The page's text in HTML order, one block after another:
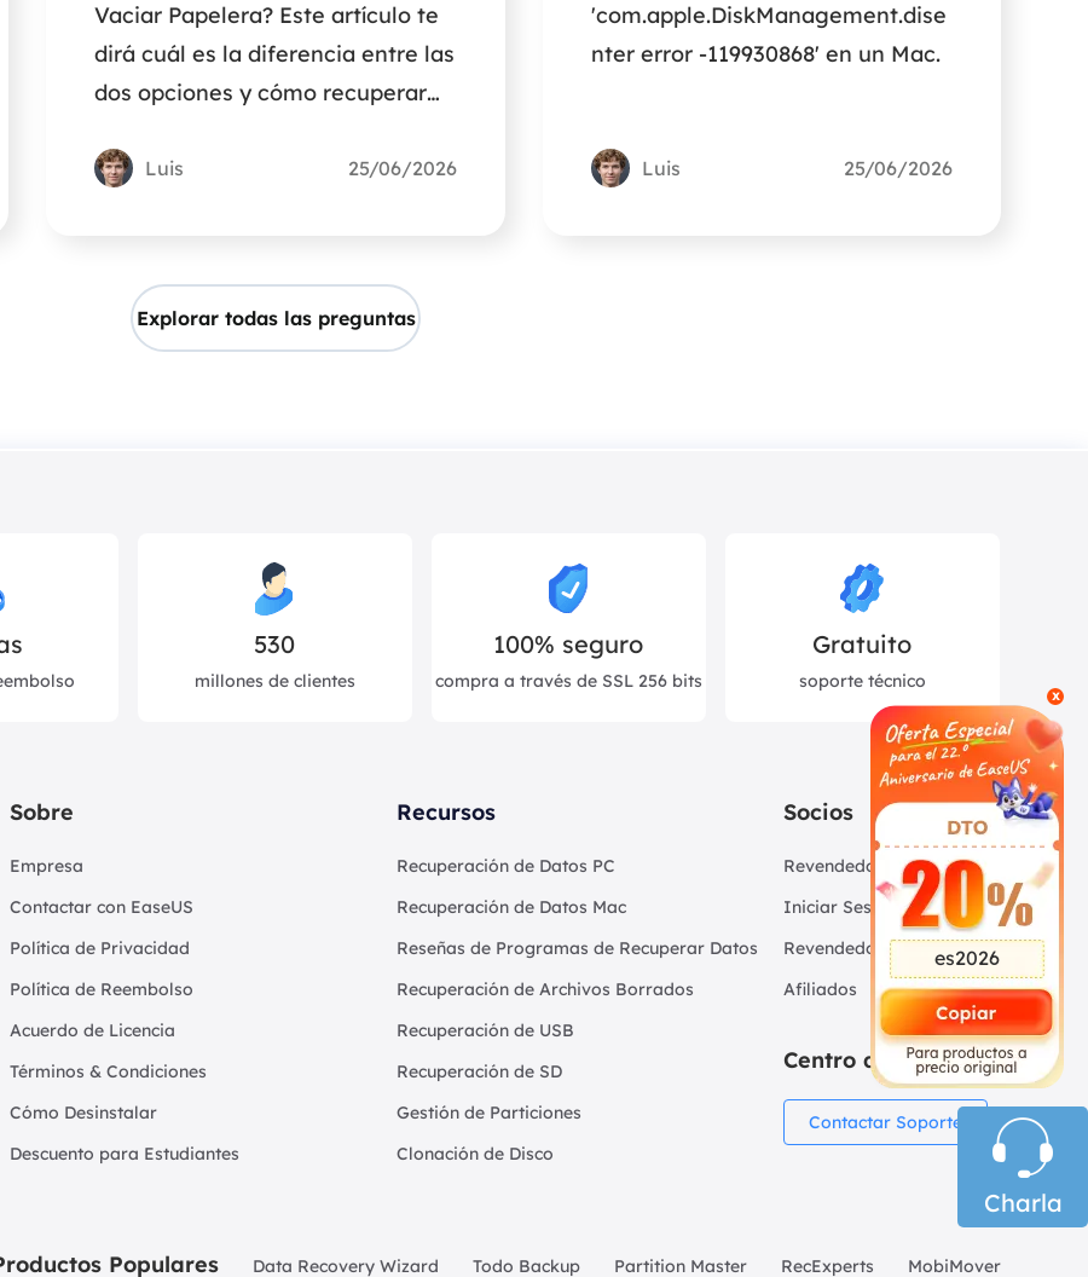
x
es2026
Vaciar Papelera? Este artículo te
dirá cuál es la diferencia entre las
dos opciones y cómo recuperar
Borrar inmediatamente y Vaciar
Luis 25/06/2026
'com.apple.DiskManagement.dise
nter error -119930868' en un Mac.
Luis 25/06/2026
Explorar todas las preguntas
530
millones de clientes
100% seguro
compra a través de SSL 256 bits
Gratuito
soporte técnico
Sobre
Empresa
Contactar con EaseUS
Política de Privacidad
Política de Reembolso
Acuerdo de Licencia
Términos & Condiciones
Cómo Desinstalar
Descuento para Estudiantes
Recursos
Recuperación de Datos PC
Recuperación de Datos Mac
Reseñas de Programas de Recuperar Datos
Recuperación de Archivos Borrados
Recuperación de USB
Recuperación de SD
Gestión de Particiones
Clonación de Disco
Socios
Revendedores
Iniciar Sesión -
Revendedor
Afiliados
Centro de Soporte
Contactar Soporte
Populares Data Recovery Wizard Todo Backup Partition Master RecExperts MobiMover

Charla